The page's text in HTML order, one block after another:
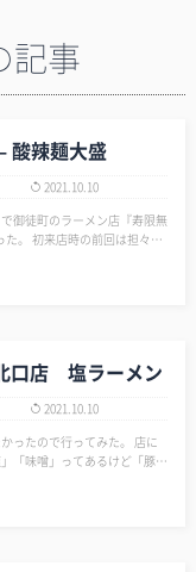
記事
酸辣麺大盛
2021.10.10
御徒町のラーメン店『寿限無
々麺
口店 塩ラーメン
2021.10.10
ったので行ってみた。 店に
「味噌」ってあるけど「豚